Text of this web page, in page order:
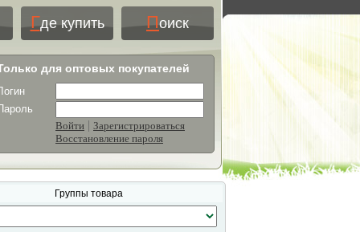
Где купить Поиск
для оптовых покупателей
Войти | Зарегистрироваться
Восстановление пароля
Группы товара